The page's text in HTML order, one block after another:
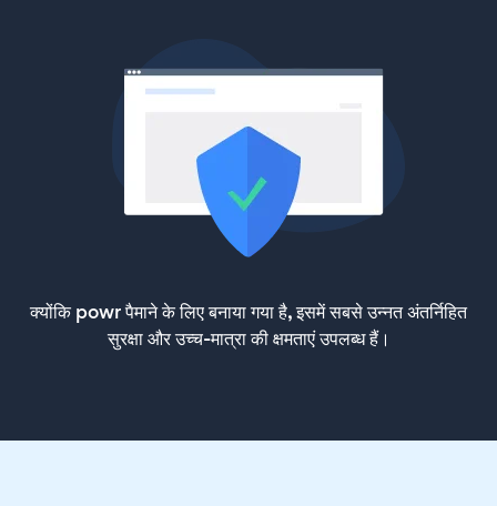
क्योंकि powr पैमाने के लिए बनाया गया है, इसमें सबसे उन्नत अंतर्निहित
सुरक्षा और उच्च-मात्रा की क्षमताएं उपलब्ध हैं।